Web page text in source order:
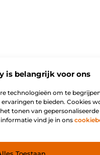
is belangrijk voor ons
technologieën om te
te bieden. Cookies
tonen van
vind je in ons
Toestaan